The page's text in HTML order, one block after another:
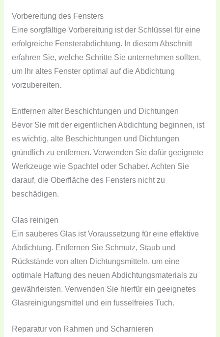
Vorbereitung des Fensters
Eine sorgfältige Vorbereitung ist der Schlüssel für eine
erfolgreiche Fensterabdichtung. In diesem Abschnitt
erfahren Sie, welche Schritte Sie unternehmen sollten,
um Ihr altes Fenster optimal auf die Abdichtung
vorzubereiten.
Entfernen alter Beschichtungen und Dichtungen
Bevor Sie mit der eigentlichen Abdichtung beginnen, ist
es wichtig, alte Beschichtungen und Dichtungen
gründlich zu entfernen. Verwenden Sie dafür geeignete
Werkzeuge wie Spachtel oder Schaber. Achten Sie
darauf, die Oberfläche des Fensters nicht zu
beschädigen.
Glas reinigen
Ein sauberes Glas ist Voraussetzung für eine effektive
Abdichtung. Entfernen Sie Schmutz, Staub und
Rückstände von alten Dichtungsmitteln, um eine
optimale Haftung des neuen Abdichtungsmaterials zu
gewährleisten. Verwenden Sie hierfür ein geeignetes
Glasreinigungsmittel und ein fusselfreies Tuch.
Reparatur von Rahmen und Scharnieren